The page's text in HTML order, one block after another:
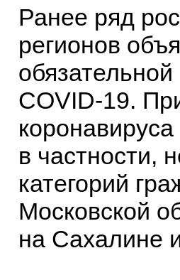
Ранее ряд
регионов
COVID-19.
в частности,
категорий
Московской
на Сахалине